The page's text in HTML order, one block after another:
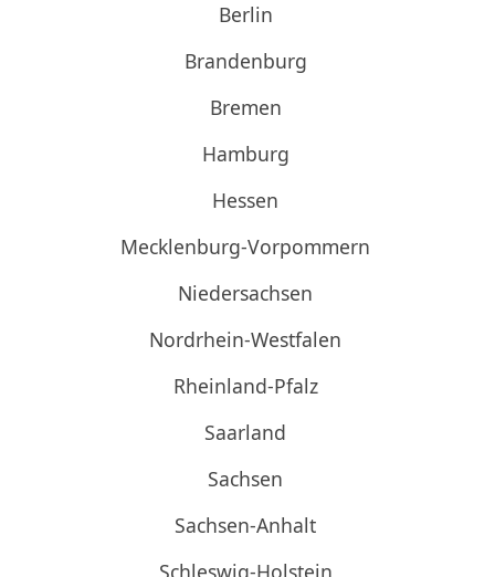
Berlin
Brandenburg
Bremen
Hamburg
Hessen
Mecklenburg-Vorpommern
Niedersachsen
Nordrhein-Westfalen
Rheinland-Pfalz
Saarland
Sachsen
Sachsen-Anhalt
Schleswig-Holstein